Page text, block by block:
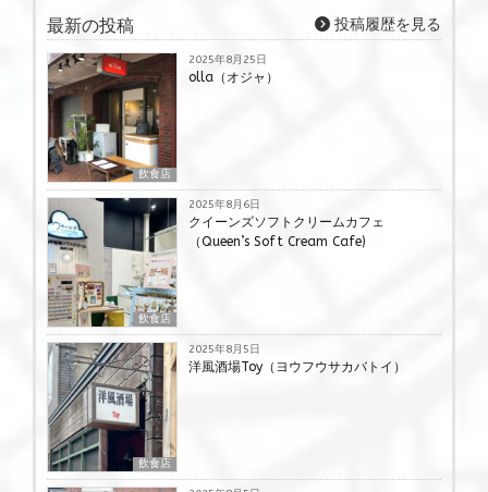
最新の投稿 投稿履歴を見る
飲食店
2025年8月25日
olla（オジャ）
飲食店
2025年8月6日
クイーンズソフトクリームカフェ
（Queen’s Soft Cream Cafe)
飲食店
2025年8月5日
洋風酒場Toy（ヨウフウサカバトイ）